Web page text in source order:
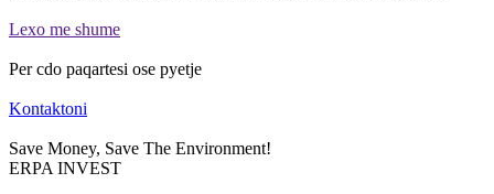
Lexo me shume
Per cdo paqartesi ose pyetje
Kontaktoni
Save Money, Save The Environment!
ERPA INVEST